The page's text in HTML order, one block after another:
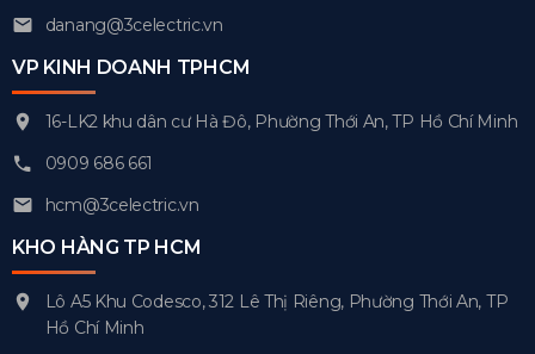
danang@3celectric.vn
VP KINH DOANH TPHCM
16-LK2 khu dân cư Hà Đô, Phường Thới An, TP Hồ Chí Minh
0909 686 661
hcm@3celectric.vn
KHO HÀNG TP HCM
Lô A5 Khu Codesco, 312 Lê Thị Riêng, Phường Thới An, TP
Hồ Chí Minh